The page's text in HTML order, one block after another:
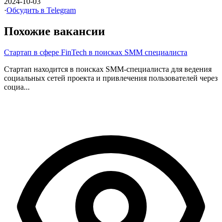
·Обсудить в Telegram
Похожие вакансии
Стартап в сфере FinTech в поисках SMM специалиста
Стартап находится в поисках SMM-специалиста для ведения
социальных сетей проекта и привлечения пользователей через
социа...